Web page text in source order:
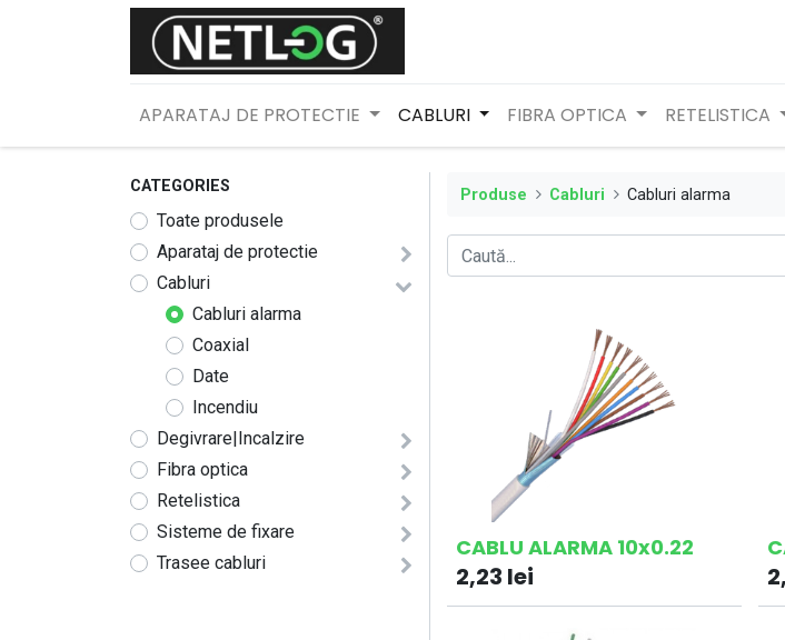
APARATAJ DE PROTECTIE CABLURI FIBRA OPTICA RETELISTICA
CATEGORIES
Toate produsele
Aparataj de protectie
Cabluri
Cabluri alarma
Coaxial
Date
Incendiu
Degivrare|Incalzire
Fibra optica
Retelistica
Sisteme de fixare
Trasee cabluri
Produse Cabluri Cabluri alarma
CABLU ALARMA 10x0.22
2,23 lei